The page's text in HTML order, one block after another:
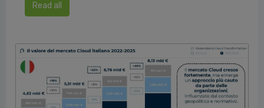
Read all